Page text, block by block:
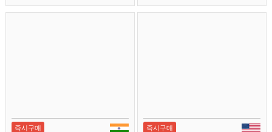
즉시구매 즉시구매